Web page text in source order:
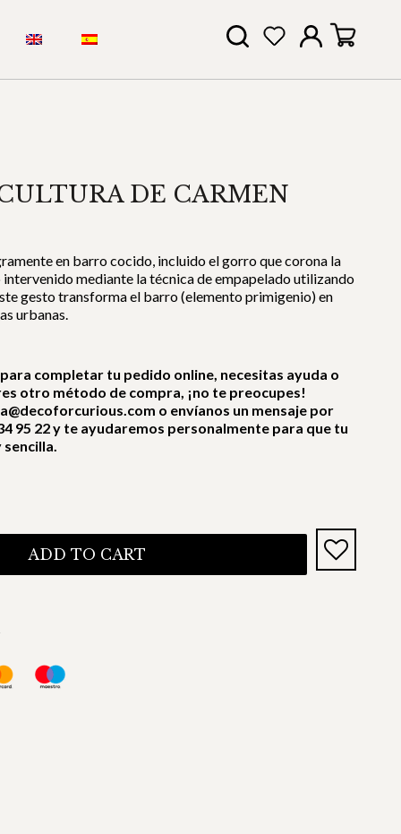
DE CARMEN
en barro cocido, incluido el gorro que corona la
intervenido mediante la técnica de empapelado utilizando
gesto transforma el barro (elemento primigenio) en
urbanas.
completar tu pedido online, necesitas ayuda o
otro método de compra, ¡no te preocupes!
o envíanos un mensaje por
95 22 y te ayudaremos personalmente para que tu
ADD TO CART